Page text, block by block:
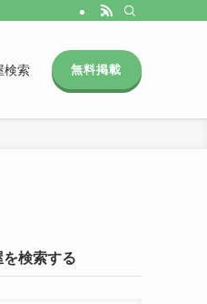
検索 無料掲載
検索する